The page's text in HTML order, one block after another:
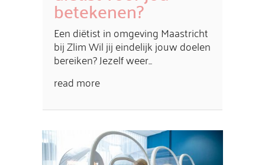
betekenen?
Een diëtist in omgeving Maastricht
bij Zlim Wil jij eindelijk jouw doelen
bereiken? Jezelf weer...
read more